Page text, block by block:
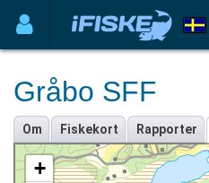
Gråbo SFF
Om Fiskekort Rapporter
+